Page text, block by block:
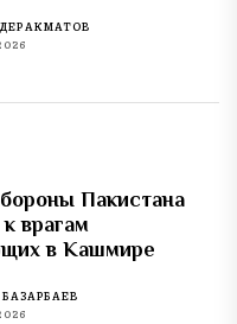
АКМАТОВ
Пакистана
врагам
в Кашмире